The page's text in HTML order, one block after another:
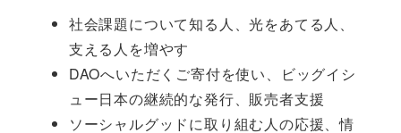
社会課題について知る人、光をあてる人、
支える人を増やす
DAOへいただくご寄付を使い、ビッグイシ
ュー日本の継続的な発行、販売者支援
ソーシャルグッドに取り組む人の応援、情